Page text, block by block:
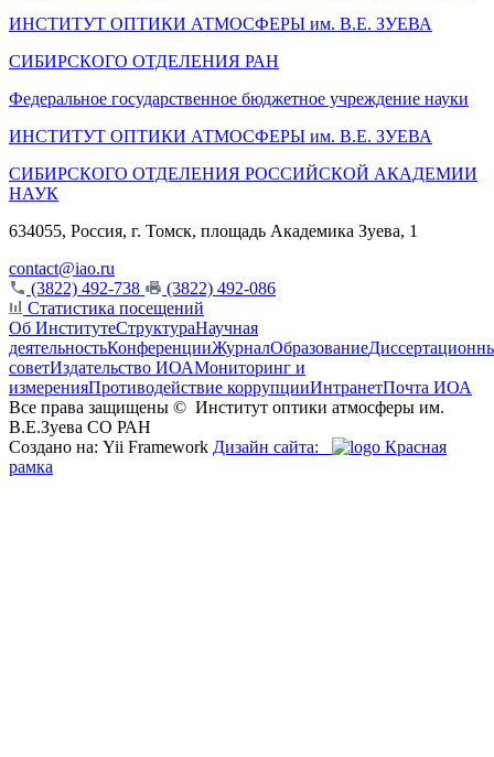
ИНСТИТУТ ОПТИКИ АТМОСФЕРЫ им. В.Е. ЗУЕВА
СИБИРСКОГО ОТДЕЛЕНИЯ РАН
Федеральное государственное бюджетное учреждение науки
ИНСТИТУТ ОПТИКИ АТМОСФЕРЫ им. В.Е. ЗУЕВА
СИБИРСКОГО ОТДЕЛЕНИЯ РОССИЙСКОЙ АКАДЕМИИ
НАУК
634055, Россия, г. Томск, площадь Академика Зуева, 1
contact@iao.ru
(3822) 492-738
(3822) 492-086
Статистика посещений
Об ИнститутеСтруктураНаучная
деятельностьКонференцииЖурналОбразование
советИздательство ИОАМониторинг и
измеренияПротиводействие коррупцииИнтранетПочта ИОА
Все права защищены © Институт оптики атмосферы им.
В.Е.Зуева СО РАН
Создано на: Yii Framework Дизайн сайта:
Красная
рамка